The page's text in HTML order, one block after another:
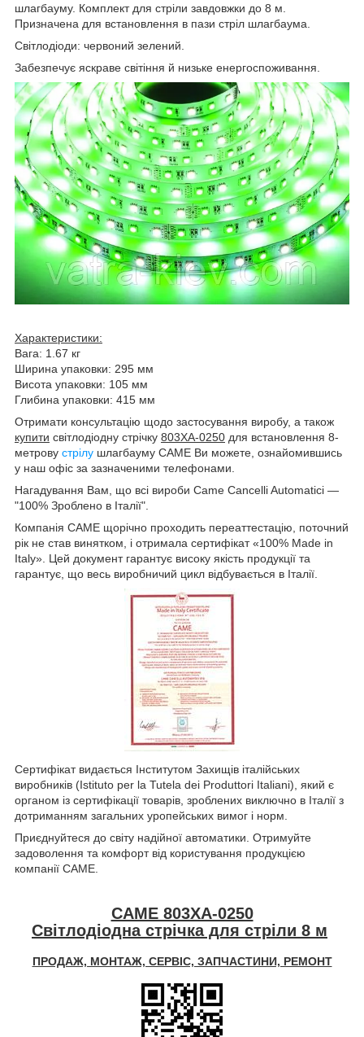
шлагбауму. Комплект для стріли завдовжки до 8 м.
Призначена для встановлення в пази стріл шлагбаума.
Світлодіоди: червоний зелений.
Забезпечує яскраве світіння й низьке енергоспоживання.
Характеристики:
Вага: 1.67 кг
Ширина упаковки: 295 мм
Висота упаковки: 105 мм
Глибина упаковки: 415 мм
Отримати консультацію щодо застосування виробу, а також
купити світлодіодну стрічку 803XA-0250 для встановлення 8-
метрову стрілу шлагбауму CAME Ви можете, ознайомившись
у наш офіс за зазначеними телефонами.
Нагадування Вам, що всі вироби Came Cancelli Automatici —
"100% Зроблено в Італії".
Компанія CAME щорічно проходить переаттестацію, поточний
рік не став винятком, і отримала сертифікат «100% Made in
Italy». Цей документ гарантує високу якість продукції та
гарантує, що весь виробничий цикл відбувається в Італії.
Сертифікат видається Інститутом Захищів італійських
виробників (Istituto per la Tutela dei Produttori Italiani), який є
органом із сертифікації товарів, зроблених виключно в Італії з
дотриманням загальних уропейських вимог і норм.
Приєднуйтеся до світу надійної автоматики. Отримуйте
задоволення та комфорт від користування продукцією
компанії CAME.
CAME 803XA-0250
Світлодіодна стрічка для стріли 8 м
ПРОДАЖ, МОНТАЖ, СЕРВІС, ЗАПЧАСТИНИ, РЕМОНТ